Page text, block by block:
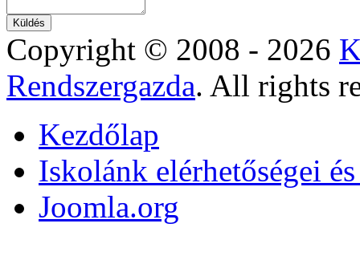
Copyright © 2008 - 2026
Rendszergazda. All rights
Kezdőlap
Iskolánk elérhetőségei
Joomla.org